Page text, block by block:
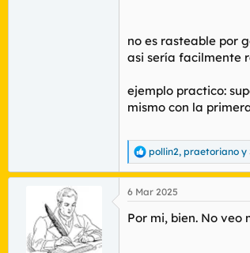
no es rasteable por
asi sería facilmente
ejemplo practico:
mismo con la
R
e
a
c
i
pollin2, praetoriano y
6 Mar 2025
Por mi, bien. No